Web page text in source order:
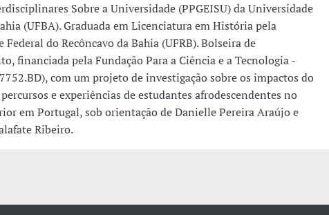
Sobre a Universidade (PPGEISU) da Universidade
(UFBA). Graduada em Licenciatura em História pela
Federal do Recôncavo da Bahia (UFRB). Bolseira de
financiada pela Fundação Para a Ciência e a Tecnologia -
com um projeto de investigação sobre os impactos do
e experiências de estudantes afrodescendentes no
em Portugal, sob orientação de Danielle Pereira Araújo e
Ribeiro.